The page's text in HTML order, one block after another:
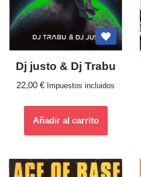
Dj justo & Dj Trabu
22,00 € Impuestos incluidos
Añadir al carrito